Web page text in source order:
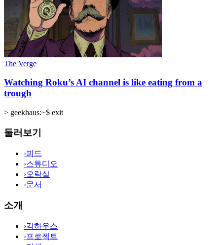
The Verge
Watching Roku’s AI channel is like eating from a
trough
> geekhaus:~$ exit
둘러보기
›피드
›스튜디오
›오락실
›문서
소개
›긱하우스
›프로젝트